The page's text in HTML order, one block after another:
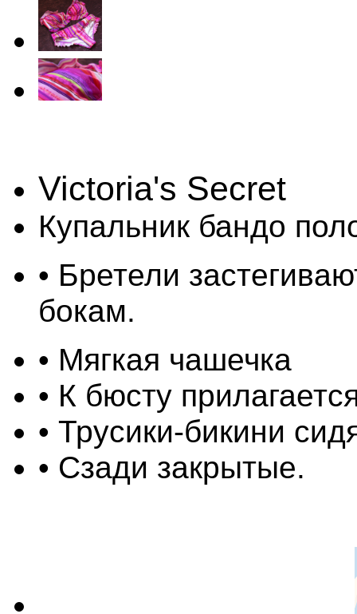
Victoria's Secret
Купальник бандо
• Бретели
бокам.
• Мягкая чашечка
• К бюсту
• Трусики-бикини
• Сзади закрытые.